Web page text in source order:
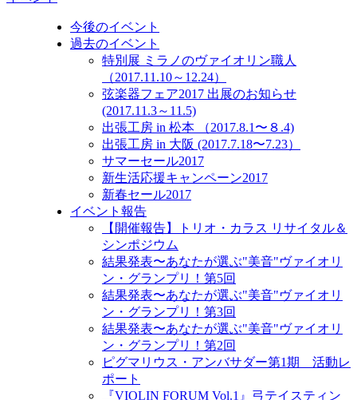
今後のイベント
過去のイベント
特別展 ミラノのヴァイオリン職人
（2017.11.10～12.24）
弦楽器フェア2017 出展のお知らせ
(2017.11.3～11.5)
出張工房 in 松本 （2017.8.1〜８.4)
出張工房 in 大阪 (2017.7.18〜7.23）
サマーセール2017
新生活応援キャンペーン2017
新春セール2017
イベント報告
【開催報告】トリオ・カラス リサイタル＆
シンポジウム
結果発表〜あなたが選ぶ"美音"ヴァイオリ
ン・グランプリ！第5回
結果発表〜あなたが選ぶ"美音"ヴァイオリ
ン・グランプリ！第3回
結果発表〜あなたが選ぶ"美音"ヴァイオリ
ン・グランプリ！第2回
ピグマリウス・アンバサダー第1期 活動レ
ポート
『VIOLIN FORUM Vol.1』弓テイスティン